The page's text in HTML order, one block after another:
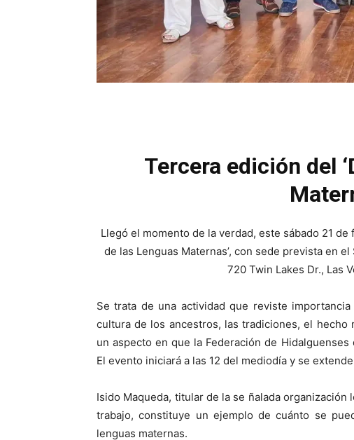
Tercera edición del
Llegó el momento de la verdad, este sábado 21
de las Lenguas Maternas’, con sede prevista en
720 Twin Lakes Dr., Las
Se trata de una actividad que reviste
cultura de los ancestros, las tradiciones, el hecho
un aspecto en que la Federación de
El evento iniciará a las 12 del mediodía y se
Isido Maqueda, titular de la se ñalada
trabajo, constituye un ejemplo de cuánto se
lenguas maternas.